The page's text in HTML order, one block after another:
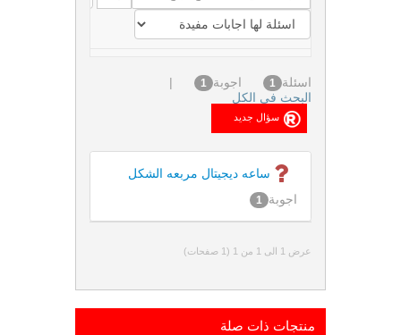
اسئلة 1 اجوبة 1
|
البحث فى الكل
ساعه ديجيتال مربعه الشكل
اجوبة 1
عرض 1 الى 1 من 1 (1 صفحات)
منتجات ذات صلة